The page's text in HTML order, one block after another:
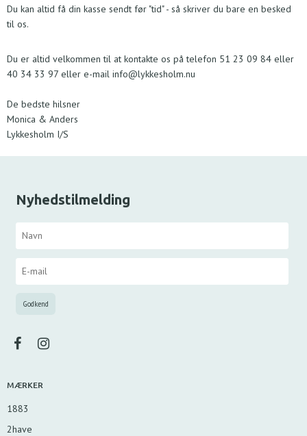
Du kan altid få din kasse sendt før "tid" - så skriver du bare en besked
til os.
Du er altid velkommen til at kontakte os på telefon 51 23 09 84 eller
40 34 33 97 eller e-mail info@lykkesholm.nu
De bedste hilsner
Monica & Anders
Lykkesholm I/S
Nyhedstilmelding
MÆRKER
1883
2have